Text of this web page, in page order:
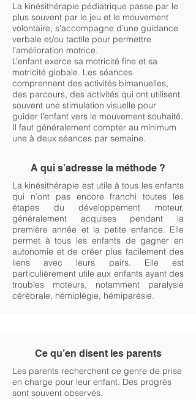
La kinésithérapie pédiatrique passe par le
plus souvent par le jeu et le mouvement
volontaire, s’accompagne d’une guidance
verbale et/ou tactile pour permettre
l’amélioration motrice.
L’enfant exerce sa motricité fine et sa
motricité globale. Les séances
comprennent des activités bimanuelles,
des parcours, des activités qui ont utilisent
souvent une stimulation visuelle pour
guider l’enfant vers le mouvement souhaité.
Il faut généralement compter au minimum
une à deux séances par semaine.
A qui s’adresse la méthode ?
La kinésithérapie est utile à tous les enfants
qui n’ont pas encore franchi toutes les
étapes du développement moteur,
généralement acquises pendant la
première année et la petite enfance. Elle
permet à tous les enfants de gagner en
autonomie et de créer plus facilement des
liens avec leurs pairs. Elle est
particulièrement utile aux enfants ayant des
troubles moteurs, notamment paralysie
cérébrale, hémiplégie, hémiparésie.
Ce qu’en disent les parents
Les parents recherchent ce genre de prise
en charge pour leur enfant. Des progrès
sont souvent observés.